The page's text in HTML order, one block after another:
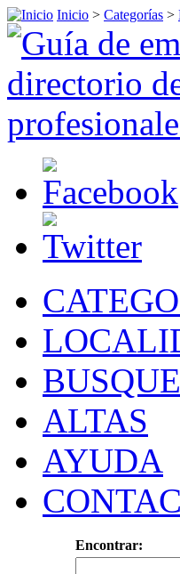
Inicio > Categorías >
ALTAS
AYUDA
Encontrar: